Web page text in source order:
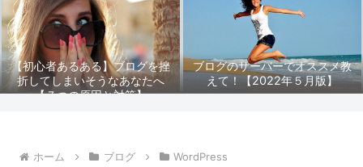
【初心者あるある】ブログを挫
折してしまいそうなあなたへ
【７つの原因と対策】
ブログのサーバーでオススメ教
えて！【2022年５月版】
ホーム ブログ WordPress